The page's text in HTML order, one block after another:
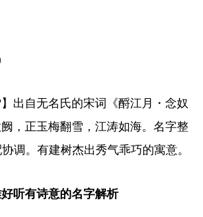
出自无名氏的宋词《酹江月・念奴
，正玉梅翻雪，江涛如海。名字整
调。有建树杰出秀气乖巧的寓意。
听有诗意的名字解析